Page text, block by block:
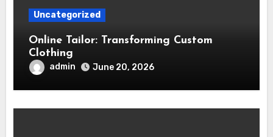
Uncategorized
Online Tailor: Transforming Custom
Clothing
admin June 20, 2026